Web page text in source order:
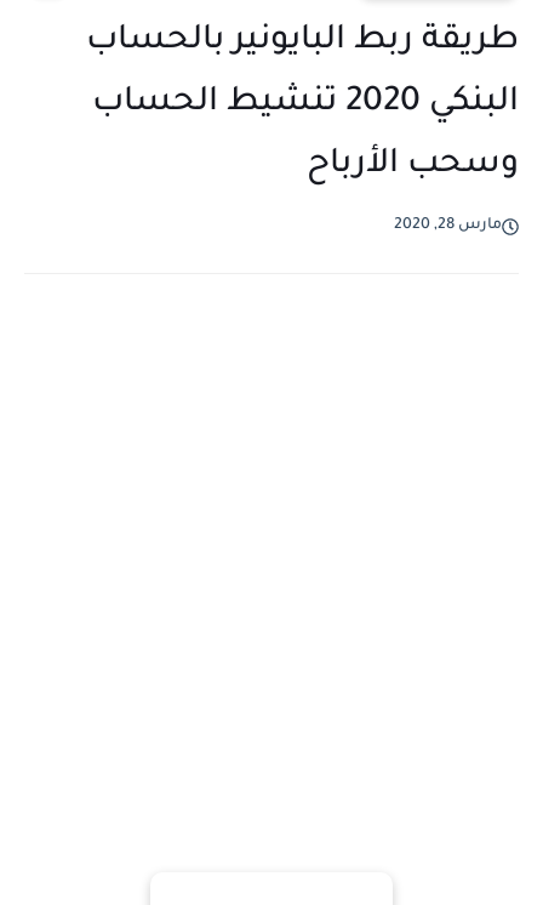
طريقة ربط البايونير بالحساب
البنكي 2020 تنشيط الحساب
وسحب الأرباح
مارس 28, 2020